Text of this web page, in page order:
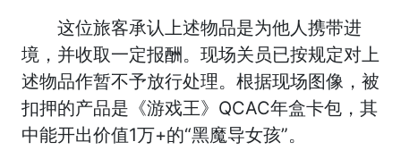
这位旅客承认上述物品是为他人携带进
境，并收取一定报酬。现场关员已按规定对上
述物品作暂不予放行处理。根据现场图像，被
扣押的产品是《游戏王》QCAC年盒卡包，其
中能开出价值1万+的“黑魔导女孩”。